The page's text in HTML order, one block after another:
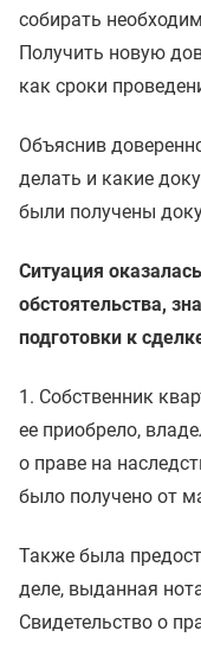
собирать
Получить новую
как сроки
Объяснив
делать и какие
были получены
Ситуация
обстоятельства,
подготовки к
1. Собственник
ее приобрело,
о праве на
было получено от
Также была
деле, выданная
Свидетельство о